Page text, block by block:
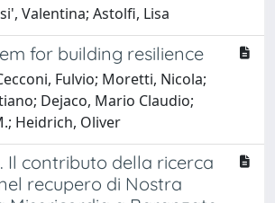
Valentina; Astolfi, Lisa
for building resilience
Fulvio; Moretti, Nicola;
Dejaco, Mario Claudio;
Heidrich, Oliver
Il contributo della ricerca
recupero di Nostra